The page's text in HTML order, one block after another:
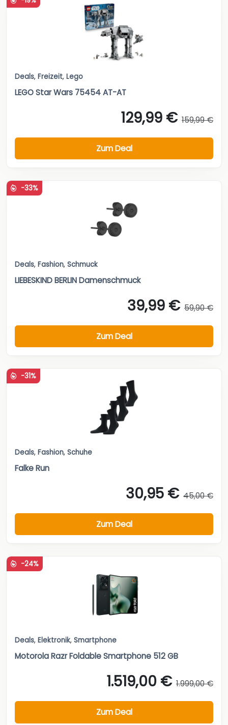
Deals, Freizeit, Lego
LEGO Star Wars 75454 AT-AT
129,99 € 159,99 €
Zum Deal
-33%
Deals, Fashion, Schmuck
LIEBESKIND BERLIN Damenschmuck
39,99 € 59,90 €
Zum Deal
-31%
Deals, Fashion, Schuhe
Falke Run
30,95 € 45,00 €
Zum Deal
-24%
Deals, Elektronik, Smartphone
Motorola Razr Foldable Smartphone 512 GB
1.519,00 € 1.999,00 €
Zum Deal